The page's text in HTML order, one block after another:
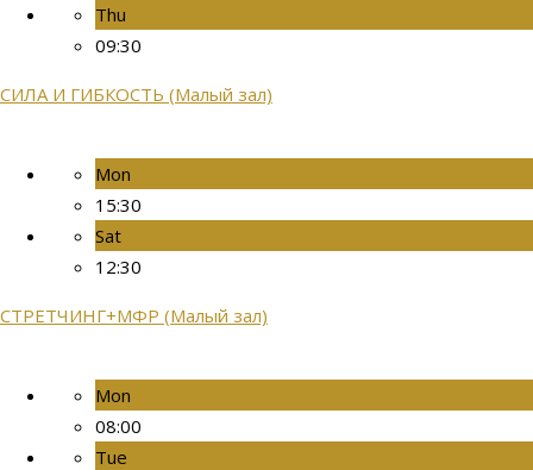
Thu
09:30
СИЛА И ГИБКОСТЬ (Малый зал)
Mon
15:30
Sat
12:30
СТРЕТЧИНГ+МФР (Малый зал)
Mon
08:00
Tue